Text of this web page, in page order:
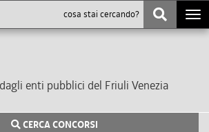
enti pubblici del Friuli Venezia
CERCA CONCORSI